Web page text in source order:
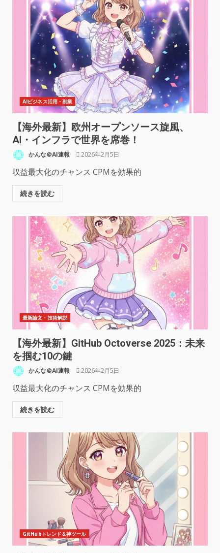
AIビジネス活用・副業
【海外最新】欧州オープンソース旋風、
AI・インフラで世界を席巻！
かんな＠AI速報 2026年2月5日
収益最大化のチャンス CPMを効果的
続きを読む
最新論文・技術解説
【海外最新】GitHub Octoverse 2025：未来
を掴む10の鍵
かんな＠AI速報 2026年2月5日
収益最大化のチャンス CPMを効果的
続きを読む
GitHubトレンド＆神ツール